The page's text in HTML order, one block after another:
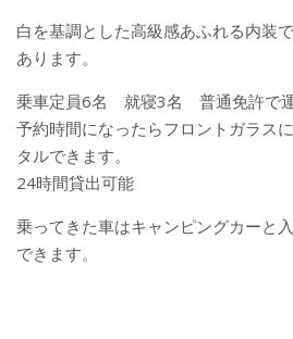
白を基調とした高級感あふれる内装
あります。
乗車定員6名 就寝3名 普通免許で運
予約時間になったらフロントガラス
タルできます。
24時間貸出可能
乗ってきた車はキャンピングカーと
できます。